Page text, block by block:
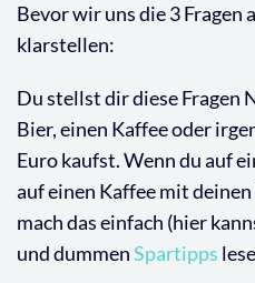
Bevor wir uns die 3 Fragen
klarstellen:
Du stellst dir diese Fragen
Bier, einen Kaffee oder
Euro kaufst. Wenn du auf
auf einen Kaffee mit
mach das einfach (hier
und dummenSpartipps